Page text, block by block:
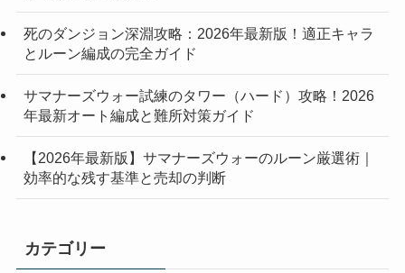
死のダンジョン深淵攻略：2026年最新版！適正キャラ
とルーン編成の完全ガイド
サマナーズウォー試練のタワー（ハード）攻略！2026
年最新オート編成と難所対策ガイド
【2026年最新版】サマナーズウォーのルーン厳選術｜
効率的な残す基準と売却の判断
カテゴリー